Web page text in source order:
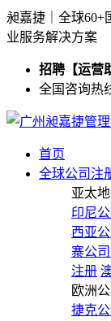
昶嘉捷｜全球60+
业服务解决方案
招聘【运营
全国咨询热
首页
全球公司注
亚太
印尼
西亚
寨公
注册
欧洲
捷克